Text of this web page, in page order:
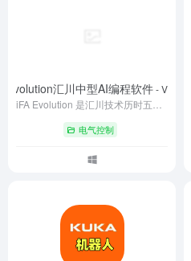
Evolution汇川中型AI编程软件- V1.4.4.5
电气控制